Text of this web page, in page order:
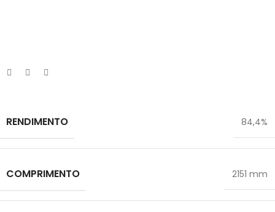
RENDIMENTO 84,4%
COMPRIMENTO 2151 mm